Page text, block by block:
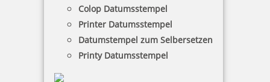
Colop Datumsstempel
Printer Datumsstempel
Datumstempel zum Selbersetzen
Printy Datumsstempel
Bauernhof